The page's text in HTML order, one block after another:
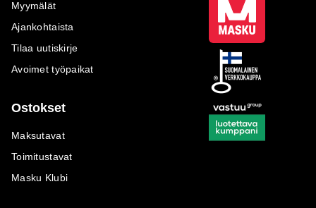
Myymälät
Ajankohtaista
Tilaa uutiskirje
Avoimet työpaikat
Ostokset
Maksutavat
Toimitustavat
Masku Klubi